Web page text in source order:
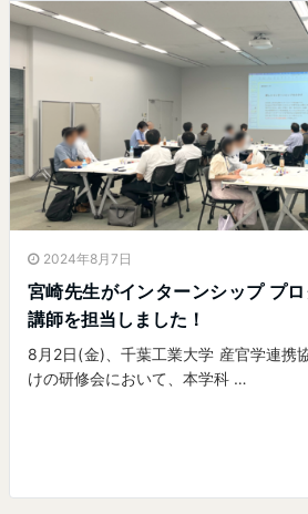
2024年8月7日
宮崎先生がインターンシップ プ
講師を担当しました！
8月2日(金)、千葉工業大学 産官学連携
けの研修会において、本学科 …